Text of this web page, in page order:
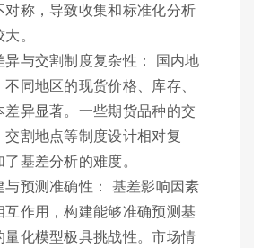
对称，导致收集和标准化分析
。
异与交割制度复杂性： 国内地
同地区的现货价格、库存、
差异显著。一些期货品种的交
交割地点等制度设计相对复
基差分析的难度。
与预测准确性： 基差影响因素
互作用，构建能够准确预测基
量化模型极具挑战性。市场情